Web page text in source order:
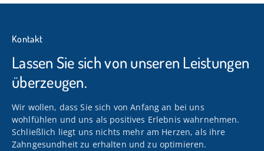
Kasachstan
1994: Übersiedlung nach Deutschland
Seit 1995: Mitglied des Stuttgarter
Künstlerbundes
Zahlreiche Ausstellungen in Deutschland,
Baden-Württemberg
Kontakt
Lassen Sie sich von unseren Leistungen
überzeugen.
Wir wollen, dass Sie sich von Anfang an bei uns
wohlfühlen und uns als positives Erlebnis wahrnehmen.
Schließlich liegt uns nichts mehr am Herzen, als ihre
Zahngesundheit zu erhalten und zu optimieren.